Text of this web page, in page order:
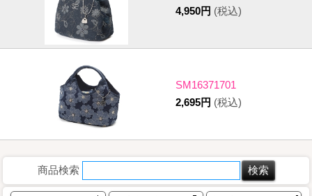
4,950円 (税込)
SM16371701
2,695円 (税込)
商品検索